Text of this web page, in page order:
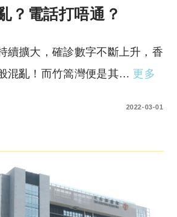
？電話打唔通？
續擴大，確診數字不斷上升，香
混亂！而竹篙灣便是其… 更多
2022-03-01